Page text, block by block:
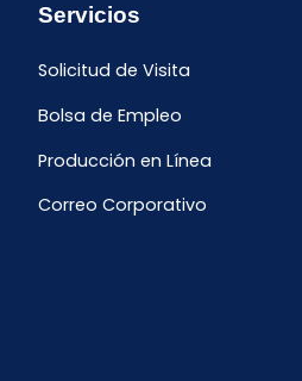
Servicios
Solicitud de Visita
Bolsa de Empleo
Producción en Línea
Correo Corporativo